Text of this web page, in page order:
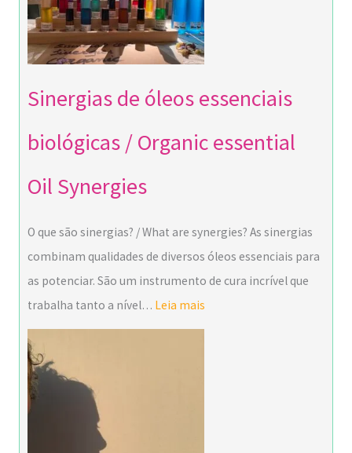
Sinergias de óleos essenciais
biológicas / Organic essential
Oil Synergies
O que são sinergias? / What are synergies? As sinergias
combinam qualidades de diversos óleos essenciais para
as potenciar. São um instrumento de cura incrível que
trabalha tanto a nível… Leia mais